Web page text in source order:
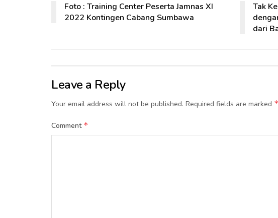
Foto : Training Center Peserta Jamnas XI
2022 Kontingen Cabang Sumbawa
Tak
dari
Leave a Reply
Your email address will not be published. Required fields are marked *
Comment *